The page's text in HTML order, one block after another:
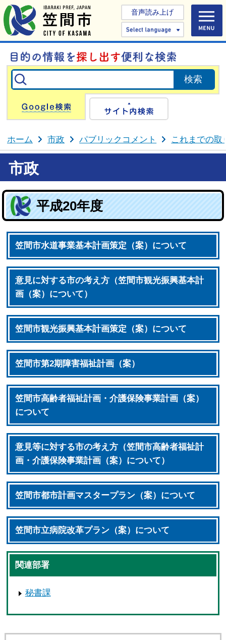
音声読み上げ
Select
Google検索
ホーム 市政 パブリックコメント これまでの取
市政
平成20年度
笠間市水道事業基本計画策定（案）について
意見に対する市の考え方（笠間市観光振興基本計
画（案）について）
笠間市観光振興基本計画策定（案）について
笠間市第2期障害福祉計画（案）
笠間市高齢者福祉計画・介護保険事業計画（案）
について
意見等に対する市の考え方（笠間市高齢者福祉計
画・介護保険事業計画（案）について）
笠間市都市計画マスタープラン（案）について
笠間市立病院改革プラン（案）について
関連部署
秘書課